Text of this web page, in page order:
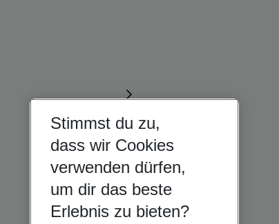
Stimmst du zu,
dass wir Cookies
verwenden dürfen,
um dir das beste
Erlebnis zu bieten?